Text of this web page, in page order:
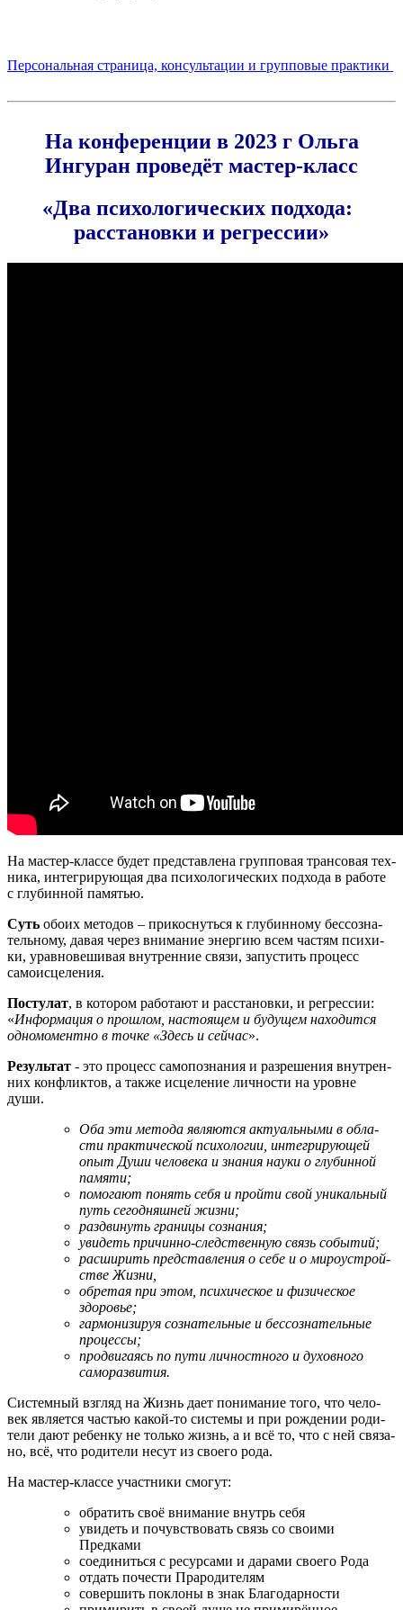
Пер­со­наль­ная стра­ни­ца, кон­суль­та­ции и груп­по­вые практики
На конференции в 2023 г Ольга
Ингуран проведёт мастер-класс
«Два психологических подхода:
расстановки и регрессии»
На мастер-клас­се будет пред­став­ле­на груп­по­вая тран­со­вая тех­
ни­ка, инте­гри­ру­ю­щая два пси­хо­ло­ги­че­ских под­хо­да в рабо­те
с глу­бин­ной памятью.
Суть обо­их мето­дов – при­кос­нуть­ся к глу­бин­но­му бес­со­зна­
тель­но­му, давая через вни­ма­ние энер­гию всем частям пси­хи­
ки, урав­но­ве­ши­вая внут­рен­ние свя­зи, запу­стить про­цесс
самоисцеления.
Посту­лат, в кото­ром рабо­та­ют и рас­ста­нов­ки, и регрес­сии:
«Инфор­ма­ция о про­шлом, насто­я­щем и буду­щем нахо­дит­ся
одно­мо­мент­но в точ­ке «Здесь и сей­час».
Резуль­тат - это про­цесс само­по­зна­ния и раз­ре­ше­ния внут­рен­
них кон­флик­тов, а так­же исце­ле­ние лич­но­сти на уровне
души.
Оба эти мето­да явля­ют­ся акту­аль­ны­ми в обла­
сти прак­ти­че­ской пси­хо­ло­гии, инте­гри­ру­ю­щей
опыт Души чело­ве­ка и зна­ния нау­ки о глу­бин­ной
памяти;
помо­га­ют понять себя и прой­ти свой уни­каль­ный
путь сего­дняш­ней жизни;
раз­дви­нуть гра­ни­цы сознания;
уви­деть при­чин­но-след­ствен­ную связь событий;
рас­ши­рить пред­став­ле­ния о себе и о миро­устрой­
стве Жизни,
обре­тая при этом, пси­хи­че­ское и физи­че­ское
здоровье;
гар­мо­ни­зи­руя созна­тель­ные и бес­со­зна­тель­ные
процессы;
про­дви­га­ясь по пути лич­ност­но­го и духов­но­го
саморазвития.
Систем­ный взгляд на Жизнь дает пони­ма­ние того, что чело­
век явля­ет­ся частью какой-то систе­мы и при рож­де­нии роди­
те­ли дают ребен­ку не толь­ко жизнь, а и всё то, что с ней свя­за­
но, всё, что роди­те­ли несут из сво­е­го рода.
На мастер-клас­се участ­ни­ки смогут:
обра­тить своё вни­ма­ние внутрь себя
уви­деть и почув­ство­вать связь со сво­и­ми
Предками
соеди­нить­ся с ресур­са­ми и дара­ми сво­е­го Рода
отдать поче­сти Прародителям
совер­шить покло­ны в знак Благодарности